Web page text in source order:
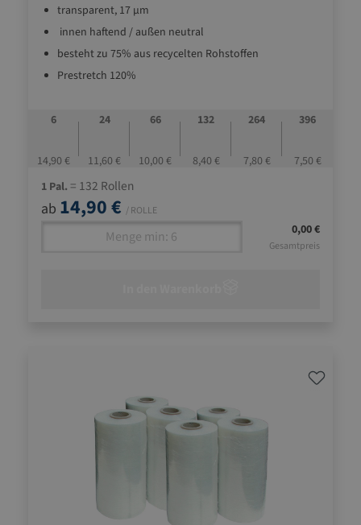
transparent, 17 µm
innen haftend / außen neutral
besteht zu 75% aus recycelten Rohstoffen
Prestretch 120%
6
14,90 €
24
11,60 €
66
10,00 €
132
8,40 €
264
7,80 €
396
7,50 €
1 Pal. = 132 Rollen
ab 14,90 € / ROLLE
0,00 €
Gesamtpreis